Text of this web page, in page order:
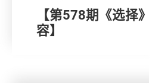
【第578期《选择
容】